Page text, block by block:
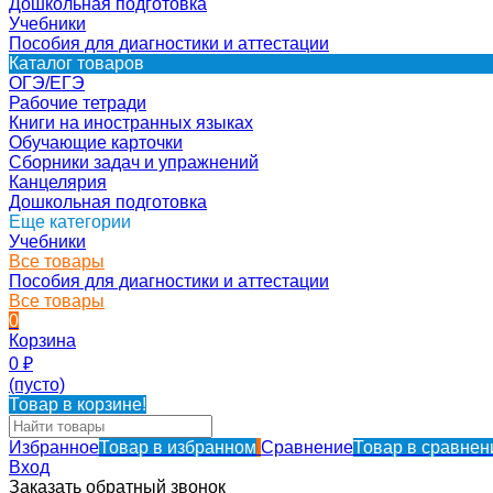
Учебники
Пособия для диагностики и аттестации
Каталог товаров
ОГЭ/ЕГЭ
Рабочие тетради
Книги на иностранных языках
Обучающие карточки
Сборники задач и упражнений
Канцелярия
Дошкольная подготовка
Еще категории
Учебники
Все товары
Пособия для диагностики и аттестации
Все товары
0
Корзина
0 ₽
(пусто)
Товар в корзине!
ИзбранноеТовар в избранном СравнениеТовар в
Вход
Заказать обратный звонок